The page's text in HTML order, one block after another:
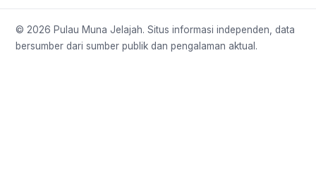
© 2026 Pulau Muna Jelajah. Situs informasi independen, data
bersumber dari sumber publik dan pengalaman aktual.